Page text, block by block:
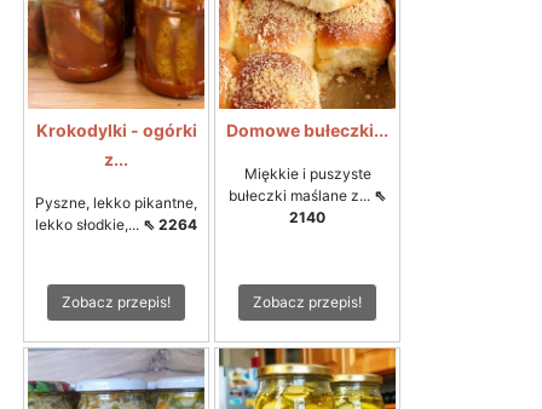
Krokodylki - ogórki
z...
Pyszne, lekko pikantne,
lekko słodkie,... ⇖ 2264
Zobacz przepis!
Domowe bułeczki...
Miękkie i puszyste
bułeczki maślane z... ⇖
2140
Zobacz przepis!